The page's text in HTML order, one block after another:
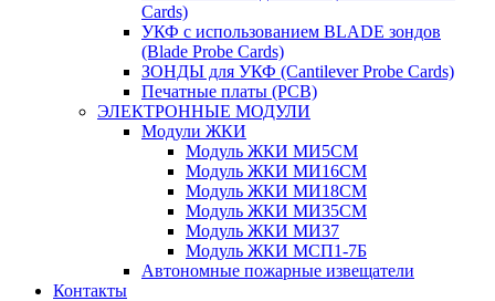
Cards)
УКФ с использованием BLADE зондов
(Blade Probe Cards)
ЗОНДЫ для УКФ (Cantilever Probe Cards)
Печатные платы (PCB)
ЭЛЕКТРОННЫЕ МОДУЛИ
Модули ЖКИ
Модуль ЖКИ МИ5СМ
Модуль ЖКИ МИ16СМ
Модуль ЖКИ МИ18СМ
Модуль ЖКИ МИ35СМ
Модуль ЖКИ МИ37
Модуль ЖКИ МСП1-7Б
Автономные пожарные извещатели
Контакты